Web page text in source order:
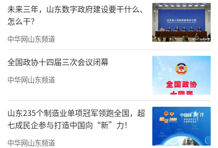
李百华教授以“歌声里的中国、旋律中的
初心、美育中的担当”为主线，结合四十余年
创作与教学经历，系统梳理红色经典与时代金
未来三年，山东数字政府建设要干什么、
怎么干？
中华网山东频道
全国政协十四届三次会议闭幕
中华网山东频道
山东235个制造业单项冠军领跑全国，超
七成民企参与打造中国向“新”力！
中华网山东频道